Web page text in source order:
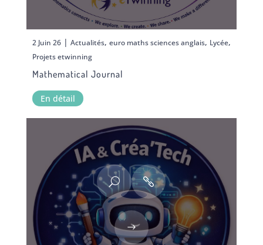
2 Juin 26| Actualités, euro maths sciences anglais, Lycée,
Projets etwinning
Mathematical Journal
En détail